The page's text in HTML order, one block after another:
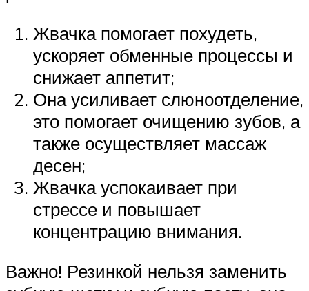
Жвачка помогает похудеть,
ускоряет обменные процессы и
снижает аппетит;
Она усиливает слюноотделение,
это помогает очищению зубов, а
также осуществляет массаж
десен;
Жвачка успокаивает при
стрессе и повышает
концентрацию внимания.
Важно! Резинкой нельзя заменить